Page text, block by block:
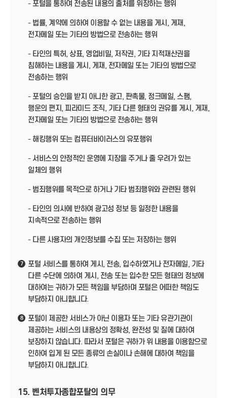
- 포털을 통하여 전송된 내용의 출처를 위장하는 행위
- 법률, 계약에 의하여 이용할 수 없는 내용을 게시, 게재,
전자메일 또는 기타의 방법으로 전송하는 행위
- 타인의 특허, 상표, 영업비밀, 저작권, 기타 지적재산권을
침해하는 내용을 게시, 게재, 전자메일 또는 기타의 방법으로
전송하는 행위
- 포털의 승인을 받지 아니한 광고, 판촉물, 정크메일, 스팸,
행운의 편지, 피라미드 조직, 기타 다른 형태의 권유를 게시, 게재,
전자메일 또는 기타의 방법으로 전송하는 행위
- 해킹행위 또는 컴퓨터바이러스의 유포행위
- 서비스의 안정적인 운영에 지장을 주거나 줄 우려가 있는
일체의 행위
- 범죄행위를 목적으로 하거나 기타 범죄행위와 관련된 행위
- 타인의 의사에 반하여 광고성 정보 등 일정한 내용을
지속적으로 전송하는 행위
- 다른 사용자의 개인정보를 수집 또는 저장하는 행위
7
포털 서비스를 통하여 게시, 전송, 입수하였거나 전자메일, 기타
다른 수단에 의하여 게시, 전송 또는 입수한 모든 형태의 정보에
대하여는 귀하가 모든 책임을 부담하며 포털은 어떠한 책임도
부담하지 아니합니다.
8
포털이 제공한 서비스가 아닌 이용자 또는 기타 유관기관이
제공하는 서비스의 내용상의 정확성, 완전성 및 질에 대하여
보장하지 않습니다. 따라서 포털은 귀하가 위 내용을 이용함으로
인하여 입게 된 모든 종류의 손실이나 손해에 대하여 책임을
부담하지 아니합니다.
15. 벤처투자종합포탈의 의무